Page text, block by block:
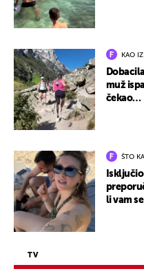
KAO
muž
čekao…
ŠTO
li vam
TV